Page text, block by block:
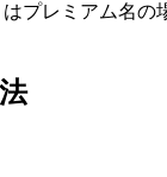
プレミアム名